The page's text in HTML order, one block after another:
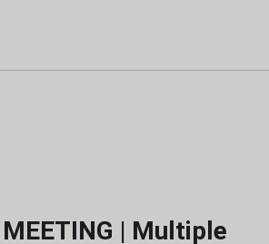
| Multiple